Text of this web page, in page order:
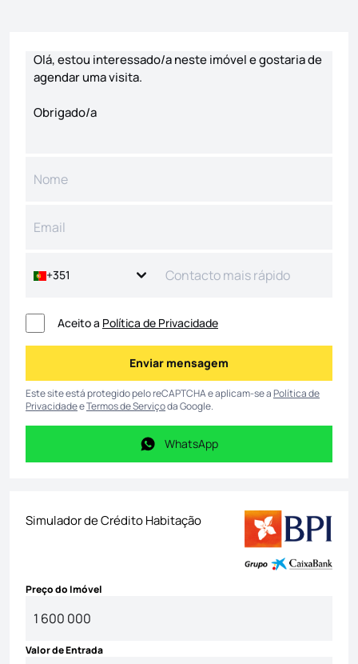
+351
Aceito a Política de Privacidade
Enviar mensagem
Enviar mensagem
Este site está protegido pelo reCAPTCHA e aplicam-se aPolítica de
PrivacidadeeTermos de Serviçoda Google.
WhatsApp
WhatsApp
Simulador de Crédito Habitação
Preço do Imóvel
Valor de Entrada